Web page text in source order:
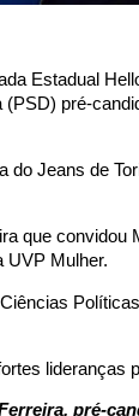
Estadual
pré-
do Jeans de
que
UVP Mulher.
lideranças
pré-